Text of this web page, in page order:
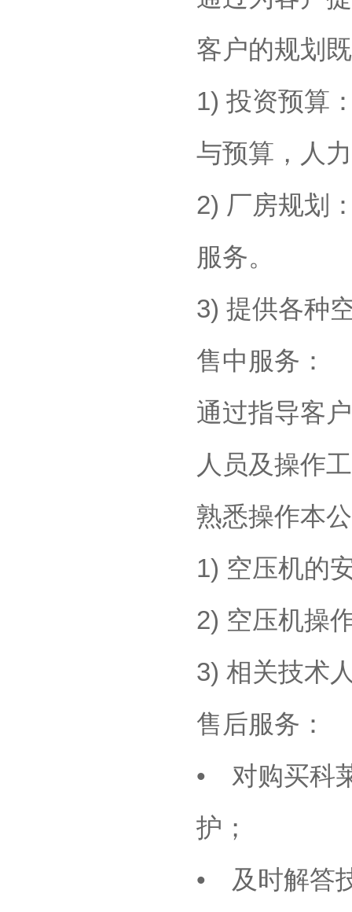
客户的规划
1) 投资预算
与预算，人
2) 厂房规划
服务。
3) 提供各种
售中服务：
通过指导客
人员及操作
熟悉操作本
1) 空压机的
2) 空压机操
3) 相关技术
售后服务：
• 对购买科
护；
• 及时解答